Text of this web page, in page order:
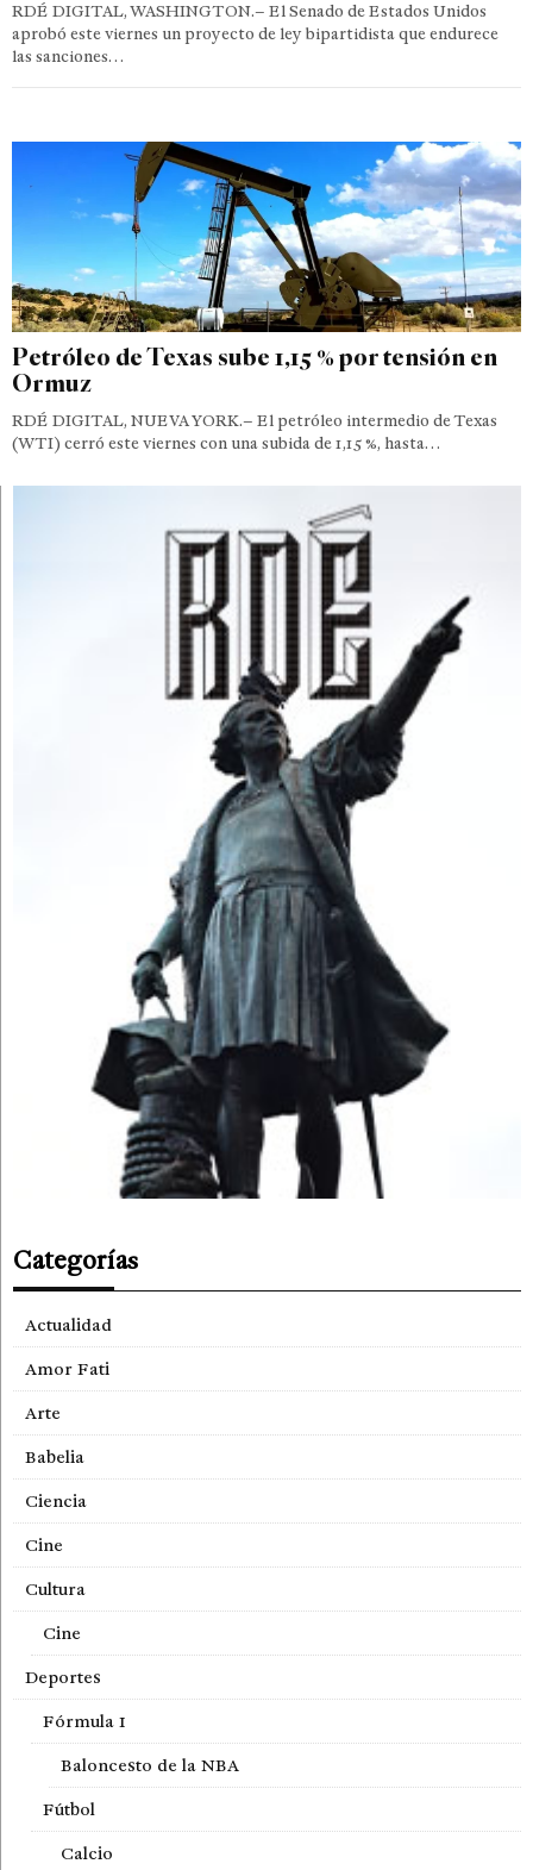
RDÉ DIGITAL, WASHINGTON.– El Senado de Estados Unidos
aprobó este viernes un proyecto de ley bipartidista que endurece
las sanciones…
Petróleo de Texas sube 1,15 % por tensión en
Ormuz
RDÉ DIGITAL, NUEVA YORK.– El petróleo intermedio de Texas
(WTI) cerró este viernes con una subida de 1,15 %, hasta…
Categorías
Actualidad
Amor Fati
Arte
Babelia
Ciencia
Cine
Cultura
Cine
Deportes
Fórmula 1
Baloncesto de la NBA
Fútbol
Calcio